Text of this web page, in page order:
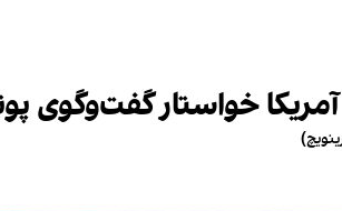
خواستار گفت‌و‌گوی